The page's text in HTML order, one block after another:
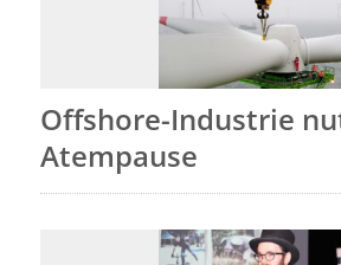
Offshore-Industrie
Atempause